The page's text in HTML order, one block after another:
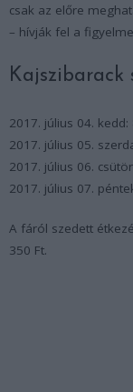
csak az előre
– hívják fel a
Kajszibarack
2017. július 04.
2017. július 05.
2017. július 06.
2017. július 07.
A fáról szedett
350 Ft.